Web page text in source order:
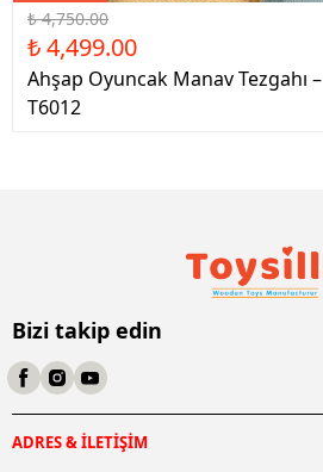
₺ 4,750.00
₺ 4,499.00
Ahşap Oyuncak Manav Tezgahı –
T6012
Bizi takip edin
ADRES & İLETİŞİM